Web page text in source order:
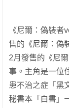
《尼爾：偽裝
售的《尼爾：偽
2月發售的《尼
事。主角是一位
患不治之症「黑
秘書本「白書」